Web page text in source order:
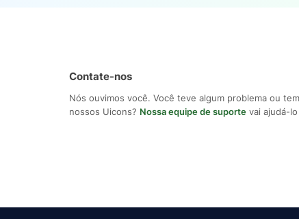
Contate-nos
Nós ouvimos você. Você teve algum problema ou
nossos Uicons? Nossa equipe de suporte vai ajudá-